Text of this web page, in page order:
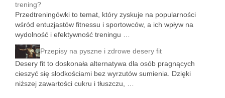
trening?
Przedtreningówki to temat, który zyskuje na popularności
wśród entuzjastów fitnessu i sportowców, a ich wpływ na
wydolność i efektywność treningu …
Przepisy na pyszne i zdrowe desery fit
Desery fit to doskonała alternatywa dla osób pragnących
cieszyć się słodkościami bez wyrzutów sumienia. Dzięki
niższej zawartości cukru i tłuszczu, …